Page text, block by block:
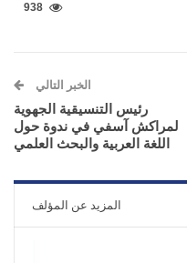
938
الخبر التالي
رئيس التنسيقية الجهوية
لمراكش آسفي في ندوة حول
اللغة العربية والبحث العلمي
المزيد عن المؤلف